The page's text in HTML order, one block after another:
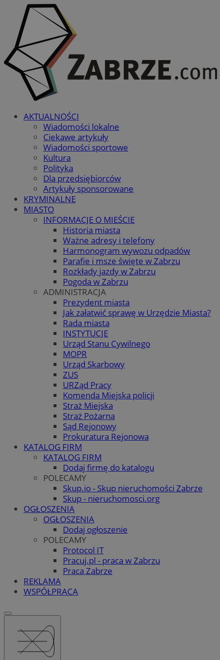
AKTUALNOŚCI
Wiadomości lokalne
Ciekawe artykuły
Wiadomości sportowe
Kultura
Polityka
Dla przedsiębiorców
Artykuły sponsorowane
KRYMINALNE
MIASTO
INFORMACJE O MIEŚCIE
Historia miasta
Ważne adresy i telefony
Harmonogram wywozu odpadów
Parafie i msze święte w Zabrzu
Rozkłady jazdy w Zabrzu
Pogoda w Zabrzu
ADMINISTRACJA
Prezydent miasta
Jak załatwić sprawę w Urzędzie Miasta?
Rada miasta
INSTYTUCJE
Urząd Stanu Cywilnego
MOPR
Urząd Skarbowy
ZUS
URZąd Pracy
Komenda Miejska policji
Straż Miejska
Straż Pożarna
Sąd Rejonowy
Prokuratura Rejonowa
KATALOG FIRM
KATALOG FIRM
Dodaj firmę do katalogu
POLECAMY
Skup.io - Skup nieruchomości Zabrze
Skup - nieruchomosci.org
OGŁOSZENIA
OGŁOSZENIA
Dodaj ogłoszenie
POLECAMY
Protocol IT
Pracuj.pl - praca w Zabrzu
Praca Zabrze
REKLAMA
WSPÓŁPRACA